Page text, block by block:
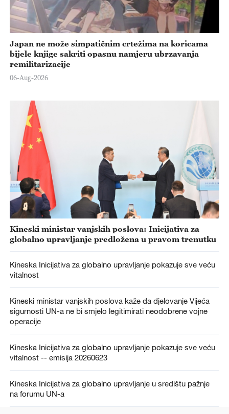
Japan ne može simpatičnim crtežima na koricama
bijele knjige sakriti opasnu namjeru ubrzavanja
remilitarizacije
06-Aug-2026
Kineski ministar vanjskih poslova: Inicijativa za
globalno upravljanje predložena u pravom trenutku
Kineska Inicijativa za globalno upravljanje pokazuje sve veću
vitalnost
Kineski ministar vanjskih poslova kaže da djelovanje Vijeća
sigurnosti UN-a ne bi smjelo legitimirati neodobrene vojne
operacije
Kineska Inicijativa za globalno upravljanje pokazuje sve veću
vitalnost -- emisija 20260623
Kineska Inicijativa za globalno upravljanje u središtu pažnje
na forumu UN-a